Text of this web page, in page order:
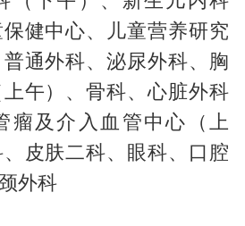
保健中心、儿童营养研究
通外科、泌尿外科、胸
午）、骨科、心脏外科
瘤及介入血管中心（上
皮肤二科、眼科、口腔
外科